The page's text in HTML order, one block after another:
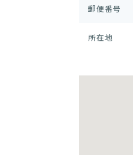
郵便番号
所在地